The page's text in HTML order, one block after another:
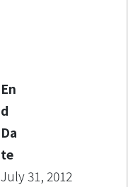
En
d
Da
te
July 31, 2012